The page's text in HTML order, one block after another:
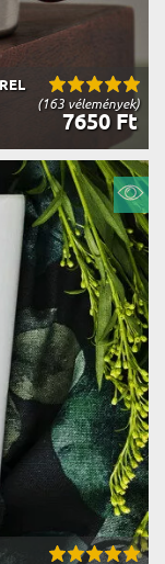
(163 vélemények)
7650 Ft